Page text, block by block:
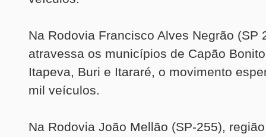
Na Rodovia Francisco Alves Negrão (SP
atravessa os municípios de Capão
Itapeva, Buri e Itararé, o movimento
mil veículos.
Na Rodovia João Mellão (SP-255),